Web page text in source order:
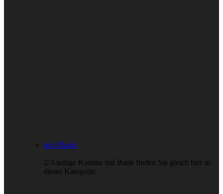
mit Bank
2/3-seitige Kamine mit Bank finden Sie gleich hier in
dieser Kategorie.